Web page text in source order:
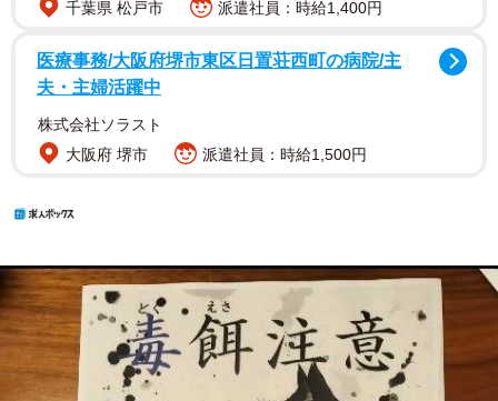
千葉県 松戸市 派遣社員：時給1,400円
医療事務/大阪府堺市東区日置荘西町の病院/主
夫・主婦活躍中
株式会社ソラスト
大阪府 堺市
派遣社員：時給1,500円